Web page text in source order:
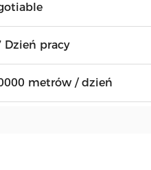
Dzień pracy
metrów / dzień